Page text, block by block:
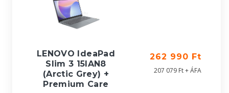
LENOVO IdeaPad
Slim 3 15IAN8
(Arctic Grey) +
Premium Care
262 990 Ft
207 079 Ft + ÁFA